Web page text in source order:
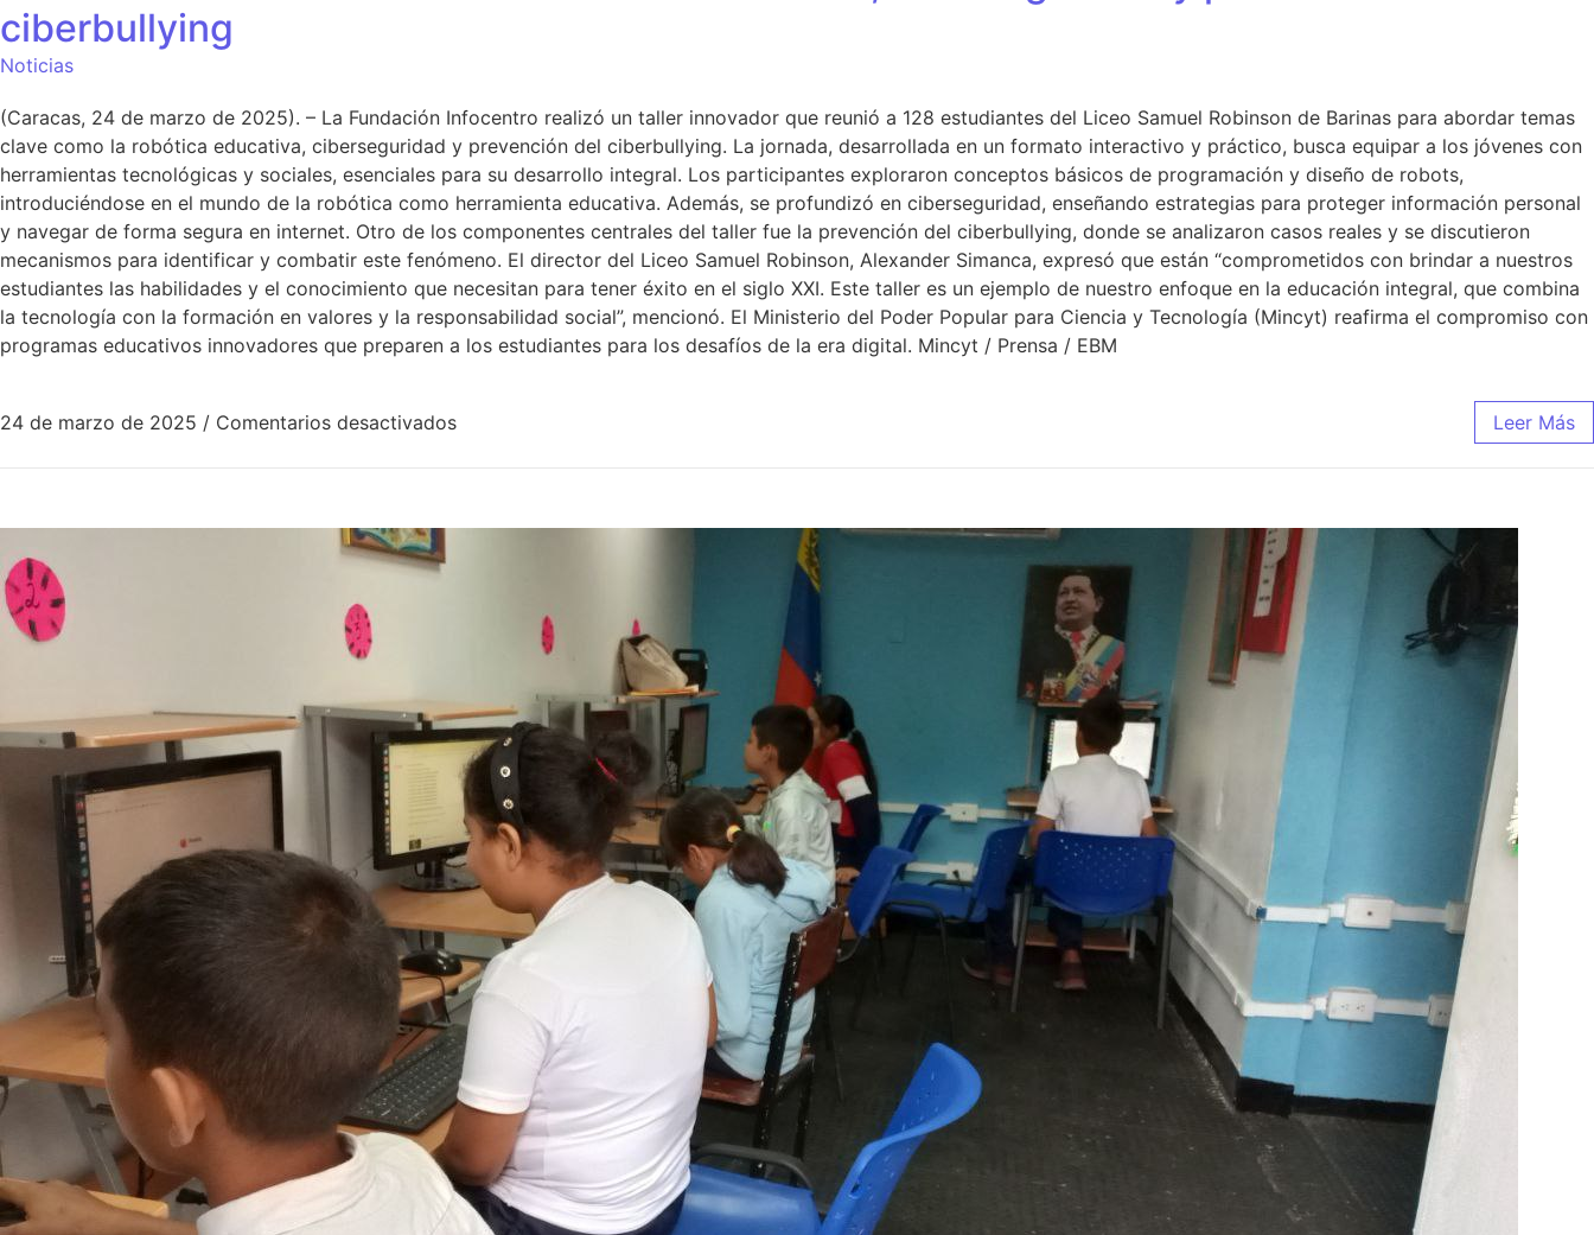
ciberbullying
Noticias
(Caracas, 24 de marzo de 2025). – La Fundación Infocentro realizó un taller innovador que reunió a 128 estudiantes del Liceo Samuel Robinson de Barinas para abordar temas
clave como la robótica educativa, ciberseguridad y prevención del ciberbullying. La jornada, desarrollada en un formato interactivo y práctico, busca equipar a los jóvenes con
herramientas tecnológicas y sociales, esenciales para su desarrollo integral. Los participantes exploraron conceptos básicos de programación y diseño de robots,
introduciéndose en el mundo de la robótica como herramienta educativa. Además, se profundizó en ciberseguridad, enseñando estrategias para proteger información personal
y navegar de forma segura en internet. Otro de los componentes centrales del taller fue la prevención del ciberbullying, donde se analizaron casos reales y se discutieron
mecanismos para identificar y combatir este fenómeno. El director del Liceo Samuel Robinson, Alexander Simanca, expresó que están “comprometidos con brindar a nuestros
estudiantes las habilidades y el conocimiento que necesitan para tener éxito en el siglo XXI. Este taller es un ejemplo de nuestro enfoque en la educación integral, que combina
la tecnología con la formación en valores y la responsabilidad social”, mencionó. El Ministerio del Poder Popular para Ciencia y Tecnología (Mincyt) reafirma el compromiso con
programas educativos innovadores que preparen a los estudiantes para los desafíos de la era digital. Mincyt / Prensa / EBM
24 de marzo de 2025 / Comentarios desactivados Leer Más